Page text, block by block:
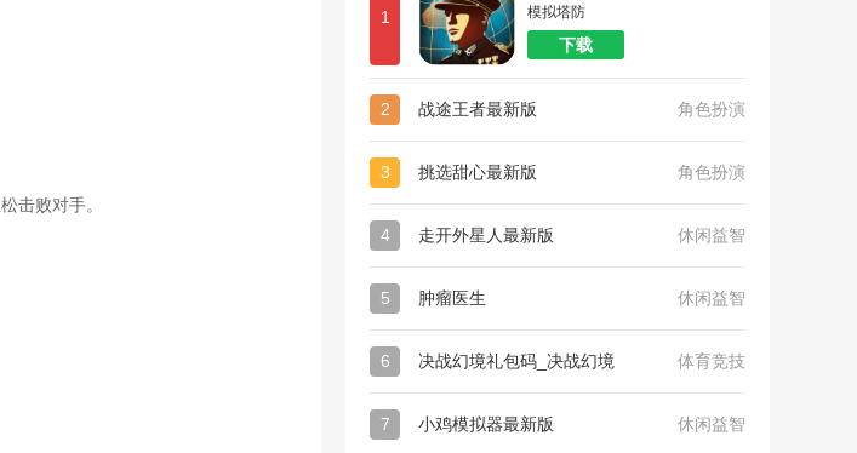
击败对手。
1 模拟塔防
下载
2 战途王者最新版 角色扮演
3 挑选甜心最新版 角色扮演
4 走开外星人最新版 休闲益智
5 肿瘤医生 休闲益智
6 决战幻境礼包码_决战幻境 体育竞技
7 小鸡模拟器最新版 休闲益智